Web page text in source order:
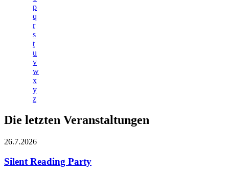
p
q
r
s
t
u
v
w
x
y
z
Die letzten Veranstaltungen
26.7.2026
Silent Reading Party